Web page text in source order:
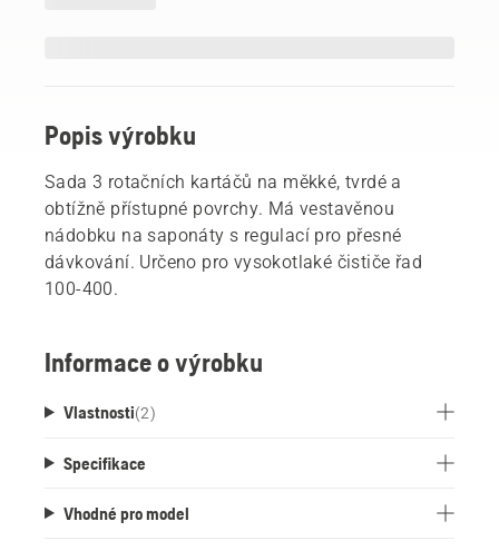
Popis výrobku
Sada 3 rotačních kartáčů na měkké, tvrdé a
obtížně přístupné povrchy. Má vestavěnou
nádobku na saponáty s regulací pro přesné
dávkování. Určeno pro vysokotlaké čističe řad
100-400.
Informace o výrobku
Vlastnosti(2)
Specifikace
Vhodné pro model